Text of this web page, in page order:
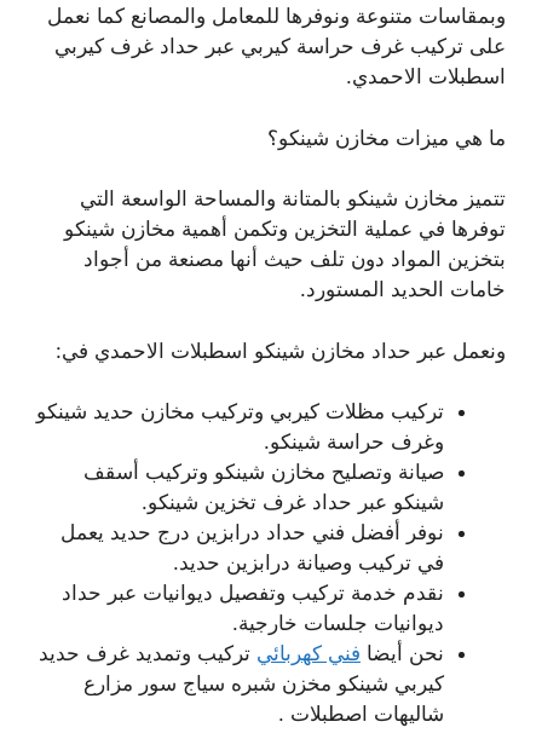
وبمقاسات متنوعة ونوفرها للمعامل والمصانع كما نعمل
على تركيب غرف حراسة كيربي عبر حداد غرف كيربي
اسطبلات الاحمدي.
ما هي ميزات مخازن شينكو؟
تتميز مخازن شينكو بالمتانة والمساحة الواسعة التي
توفرها في عملية التخزين وتكمن أهمية مخازن شينكو
بتخزين المواد دون تلف حيث أنها مصنعة من أجواد
خامات الحديد المستورد.
ونعمل عبر حداد مخازن شينكو اسطبلات الاحمدي في:
تركيب مظلات كيربي وتركيب مخازن حديد شينكو
وغرف حراسة شينكو.
صيانة وتصليح مخازن شينكو وتركيب أسقف
شينكو عبر حداد غرف تخزين شينكو.
نوفر أفضل فني حداد درابزين درج حديد يعمل
في تركيب وصيانة درابزين حديد.
نقدم خدمة تركيب وتفصيل ديوانيات عبر حداد
ديوانيات جلسات خارجية.
نحن أيضا فني كهربائي تركيب وتمديد غرف حديد
كيربي شينكو مخزن شبره سياج سور مزارع
شاليهات اصطبلات .